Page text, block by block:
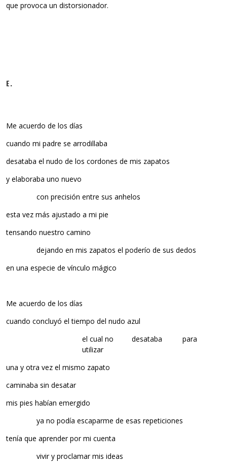
que provoca un distorsionador.
E.
Me acuerdo de los días
cuando mi padre se arrodillaba
desataba el nudo de los cordones de mis zapatos
y elaboraba uno nuevo
con precisión entre sus anhelos
esta vez más ajustado a mi pie
tensando nuestro camino
dejando en mis zapatos el poderío de sus dedos
en una especie de vínculo mágico
Me acuerdo de los días
cuando concluyó el tiempo del nudo azul
el cual no desataba para
utilizar
una y otra vez el mismo zapato
caminaba sin desatar
mis pies habían emergido
ya no podía escaparme de esas repeticiones
tenía que aprender por mi cuenta
vivir y proclamar mis ideas